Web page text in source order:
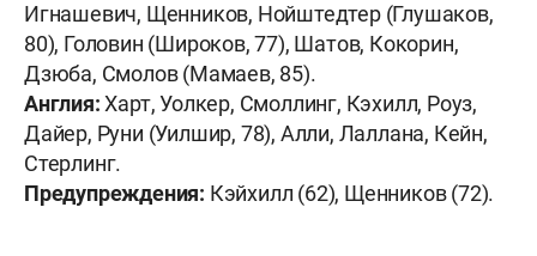
Игнашевич, Щенников, Нойштедтер (Глушаков,
80), Головин (Широков, 77), Шатов, Кокорин,
Дзюба, Смолов (Мамаев, 85).
Англия:Харт, Уолкер, Смоллинг, Кэхилл, Роуз,
Дайер, Руни (Уилшир, 78), Алли, Лаллана, Кейн,
Стерлинг.
Предупреждения: Кэйхилл (62), Щенников (72).